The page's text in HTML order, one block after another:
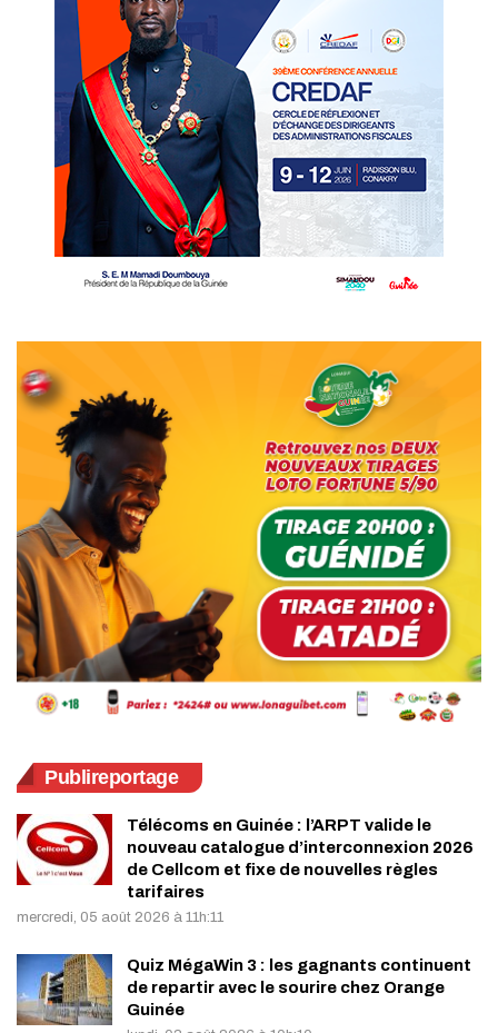
Publireportage
Télécoms en Guinée : l’ARPT valide le
nouveau catalogue d’interconnexion 2026
de Cellcom et fixe de nouvelles règles
tarifaires
mercredi, 05 août 2026 à 11h:11
Quiz MégaWin 3 : les gagnants continuent
de repartir avec le sourire chez Orange
Guinée